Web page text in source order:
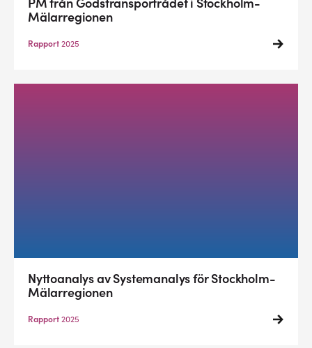
Mälarregionen
Rapport 2025
Nyttoanalys av Systemanalys för Stockholm-
Mälarregionen
Rapport 2025